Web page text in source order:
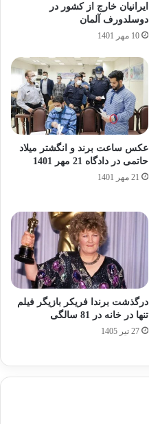
ایرانیان خارج از کشور در
دوسلدورف آلمان
10 مهر 1401
عکس ساعت برند و انگشتر میلاد
حاتمی در دادگاه 21 مهر 1401
21 مهر 1401
درگذشت برندا فریکر بازیگر فیلم
تنها در خانه در 81 سالگی
27 تیر 1405